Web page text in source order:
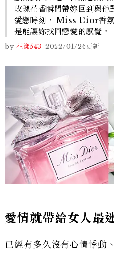
玫瑰花香瞬間帶妳回到與他
愛戀時刻， Miss Dior香氛
是能讓妳找回戀愛的感覺。
by 花漾543-2022/01/26更新
愛情就帶給女人最
已經有多久沒有心情悸動